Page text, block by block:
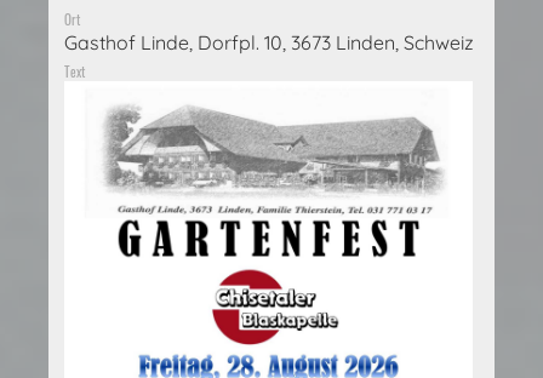
Ort
Gasthof Linde, Dorfpl. 10, 3673 Linden, Schweiz
Text